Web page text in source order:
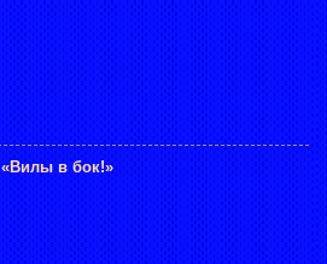
«Вилы в бок!»